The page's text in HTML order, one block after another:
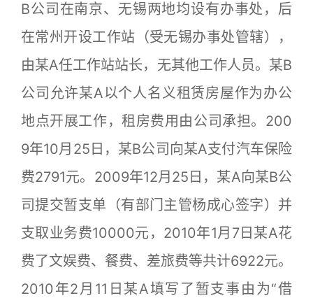
B公司在南京、无锡两地均设有办事处，后
在常州开设工作站（受无锡办事处管辖），
由某A任工作站站长，无其他工作人员。某B
公司允许某A以个人名义租赁房屋作为办公
地点开展工作，租房费用由公司承担。200
9年10月25日，某B公司向某A支付汽车保险
费2791元。2009年12月25日，某A向某B公
司提交暂支单（有部门主管杨成心签字）并
支取业务费10000元，2010年1月7日某A花
费了文娱费、餐费、差旅费等共计6922元。
2010年2月11日某A填写了暂支事由为“借